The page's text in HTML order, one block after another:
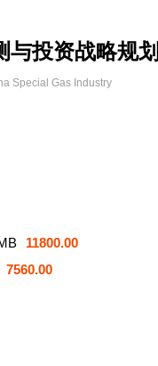
与投资战略规
Special Gas Industry
11800.00
7560.00